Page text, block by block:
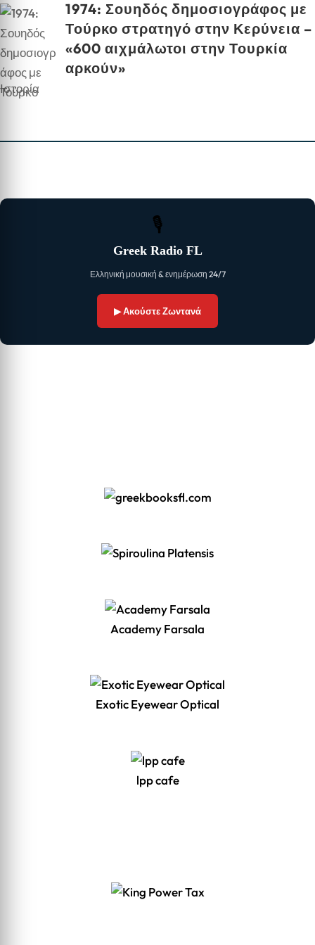
1974: Σουηδός δημοσιογράφος με
Τούρκο στρατηγό στην Κερύνεια –
«600 αιχμάλωτοι στην Τουρκία
αρκούν»
Ιστορία
🎙
Greek Radio FL
Ελληνική μουσική & ενημέρωση 24/7
▶ Ακούστε Ζωντανά
Academy Farsala
Exotic Eyewear Optical
lpp cafe